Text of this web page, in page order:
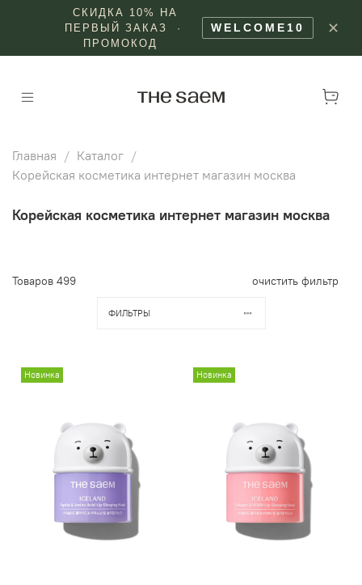
СКИДКА 10% НА
ПЕРВЫЙ ЗАКАЗ ·
ПРОМОКОД
WELCOME10 ✕
Главная
Каталог
Корейская косметика интернет магазин москва
Корейская косметика интернет магазин москва
Товаров 499 очистить фильтр
ФИЛЬТРЫ
Новинка Новинка